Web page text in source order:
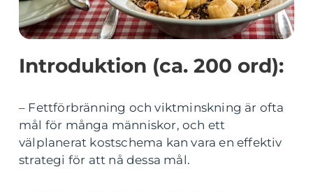
Introduktion (ca. 200 ord):
– Fettförbränning och viktminskning är ofta
mål för många människor, och ett
välplanerat kostschema kan vara en effektiv
strategi för att nå dessa mål.